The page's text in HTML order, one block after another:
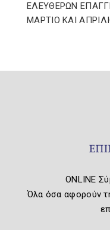
ΕΛΕΥΘΕΡΩΝ
ΜΑΡΤΙΟ ΚΑΙ
ONLINE
Όλα όσα αφορούν